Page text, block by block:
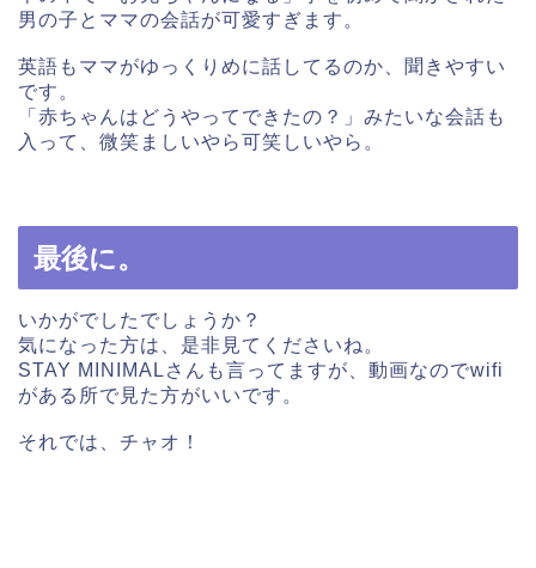
男の子とママの会話が可愛すぎます。
英語もママがゆっくりめに話してるのか、聞きやすい
です。
「赤ちゃんはどうやってできたの？」みたいな会話も
入って、微笑ましいやら可笑しいやら。
最後に。
いかがでしたでしょうか？
気になった方は、是非見てくださいね。
STAY MINIMALさんも言ってますが、動画なのでwifi
がある所で見た方がいいです。
それでは、チャオ！